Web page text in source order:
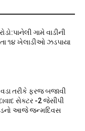
ગામે વાડીની
૧૪ ખેલાડીઓ ઝડપાયા
તરીકે ફરજ બજાવી
સેક્ટર -2 જેસીપી
આજે જન્મદિવસ